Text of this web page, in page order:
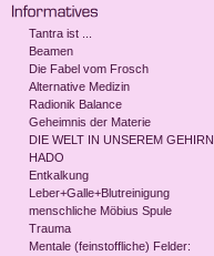
Tantra ist ...
Beamen
Die Fabel vom Frosch
Alternative Medizin
Radionik Balance
Geheimnis der Materie
DIE WELT IN UNSEREM GEHIRN
HADO
Entkalkung
Leber+Galle+Blutreinigung
menschliche Möbius Spule
Trauma
Mentale (feinstoffliche) Felder: